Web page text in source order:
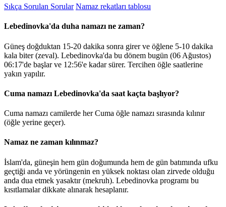
Sıkça Sorulan Sorular Namaz rekatları tablosu
Lebedinovka'da duha namazı ne zaman?
Güneş doğduktan 15-20 dakika sonra girer ve öğlene 5-10 dakika
kala biter (zeval). Lebedinovka'da bu dönem bugün (06 Ağustos)
06:17'de başlar ve 12:56'e kadar sürer. Tercihen öğle saatlerine
yakın yapılır.
Cuma namazı Lebedinovka'da saat kaçta başlıyor?
Cuma namazı camilerde her Cuma öğle namazı sırasında kılınır
(öğle yerine geçer).
Namaz ne zaman kılınmaz?
İslam'da, güneşin hem gün doğumunda hem de gün batımında ufku
geçtiği anda ve yörüngenin en yüksek noktası olan zirvede olduğu
anda dua etmek yasaktır (mekruh). Lebedinovka programı bu
kısıtlamalar dikkate alınarak hesaplanır.